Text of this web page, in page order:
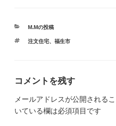
カ
ゴ
M.Mの投稿
タ
注文住宅、 福生市
コメントを残す
メールアドレスが公開される
いている欄は必須項目です